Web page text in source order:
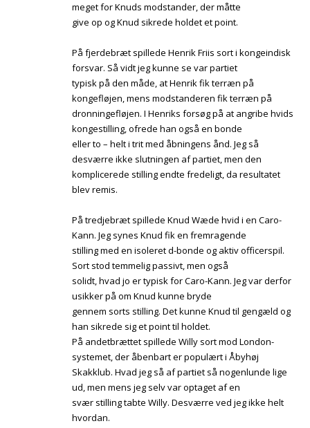
meget for Knuds modstander, der måtte
give op og Knud sikrede holdet et point.
På fjerdebræt spillede Henrik Friis sort i kongeindisk
forsvar. Så vidt jeg kunne se var partiet
typisk på den måde, at Henrik fik terræn på
kongefløjen, mens modstanderen fik terræn på
dronningefløjen. I Henriks forsøg på at angribe hvids
kongestilling, ofrede han også en bonde
eller to – helt i trit med åbningens ånd. Jeg så
desværre ikke slutningen af partiet, men den
komplicerede stilling endte fredeligt, da resultatet
blev remis.
På tredjebræt spillede Knud Wæde hvid i en Caro-
Kann. Jeg synes Knud fik en fremragende
stilling med en isoleret d-bonde og aktiv officerspil.
Sort stod temmelig passivt, men også
solidt, hvad jo er typisk for Caro-Kann. Jeg var derfor
usikker på om Knud kunne bryde
gennem sorts stilling. Det kunne Knud til gengæld og
han sikrede sig et point til holdet.
På andetbrættet spillede Willy sort mod London-
systemet, der åbenbart er populært i Åbyhøj
Skakklub. Hvad jeg så af partiet så nogenlunde lige
ud, men mens jeg selv var optaget af en
svær stilling tabte Willy. Desværre ved jeg ikke helt
hvordan.